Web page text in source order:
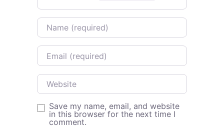
Name
Email
Website
Save my name, email, and website
in this browser for the next time I
comment.